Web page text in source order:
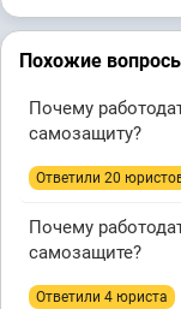
Похожие
Почему
самозащиту?
Ответили 20
Почему
самозащите?
Ответили 4 юристa